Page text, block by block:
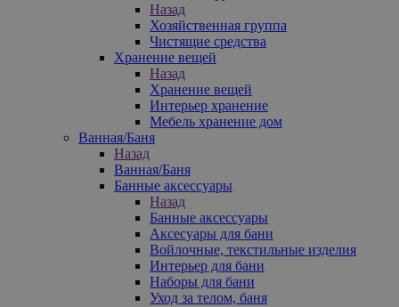
Назад
Хозяйственная группа
Чистящие средства
Хранение вещей
Назад
Хранение вещей
Интерьер хранение
Мебель хранение дом
Ванная/Баня
Назад
Ванная/Баня
Банные аксессуары
Назад
Банные аксессуары
Аксесуары для бани
Войлочные, текстильные изделия
Интерьер для бани
Наборы для бани
Уход за телом, баня